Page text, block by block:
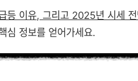
등 이유, 그리고 2025년 시세
심 정보를 얻어가세요.